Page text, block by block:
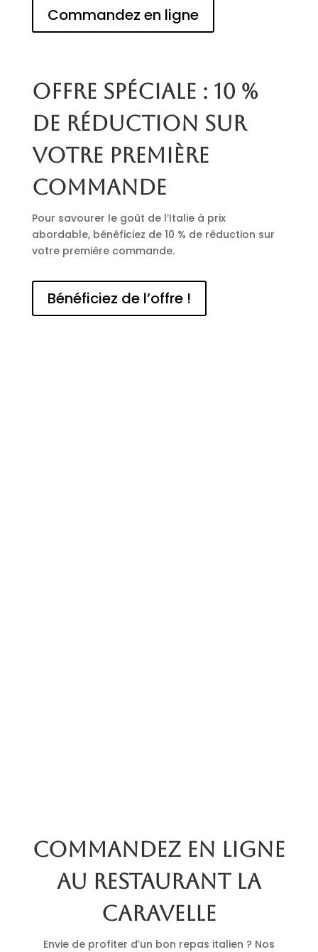
Commandez en ligne
Offre spéciale : 10 %
de réduction sur
votre première
commande
Pour savourer le goût de l’Italie à prix
abordable, bénéficiez de 10 % de réduction sur
votre première commande.
Bénéficiez de l’offre !
Commandez en ligne
au restaurant La
Caravelle
Envie de profiter d’un bon repas italien ? Nos